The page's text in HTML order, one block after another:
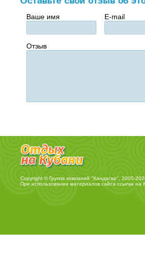
Ваше имя E-mail
Отзыв
Copyright © Группа компаний "Кандагар", 2005-
При использовании материалов сайта ссылка на